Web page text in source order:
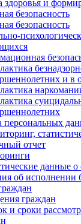
здоровья и
безопасность
безопасность
и в
персональных
отчет
данные о
об исполнении
граждан
и сроки